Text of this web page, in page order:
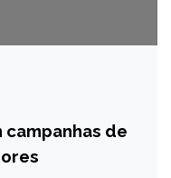
campanhas de